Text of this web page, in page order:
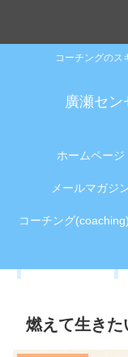
コーチングのス
廣瀬セ
ホームページ
メールマガジ
コーチング
燃えて生きた